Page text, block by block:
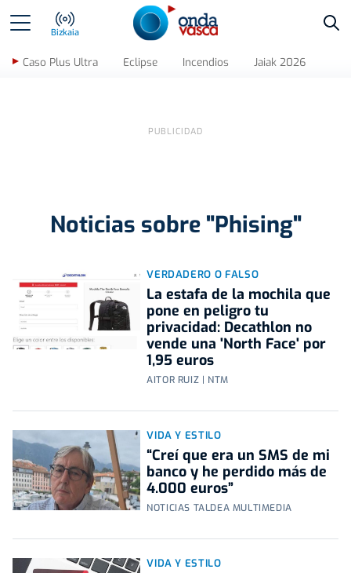
Bizkaia
Caso Plus Ultra Eclipse Incendios Jaiak 2026
Noticias sobre "Phising"
VERDADERO O FALSO
La estafa de la mochila que
pone en peligro tu
privacidad: Decathlon no
vende una 'North Face' por
1,95 euros
AITOR RUIZ | NTM
VIDA Y ESTILO
“Creí que era un SMS de mi
banco y he perdido más de
4.000 euros”
NOTICIAS TALDEA MULTIMEDIA
VIDA Y ESTILO